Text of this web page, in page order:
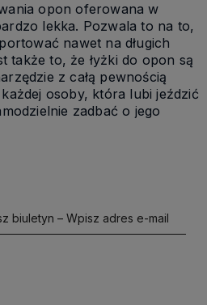
opon oferowana w
lekka. Pozwala to na to,
nawet na długich
także to, że łyżki do opon są
z całą pewnością
osoby, która lubi jeździć
zadbać o jego
biuletyn – Wpisz adres e-mail